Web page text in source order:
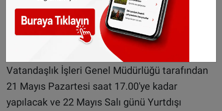
Bu kararlara karşı 20 Mayıs Pazar saat 17.00'ye
kadar YSK'ya yapılan itirazlar aynı gün saat
23.59'a kadar kesin olarak karara bağlanacak.
Gerekli kayıt ve düzeltme işlemleri, Nüfus ve
Vatandaşlık İşleri Genel Müdürlüğü tarafından
21 Mayıs Pazartesi saat 17.00'ye kadar
yapılacak ve 22 Mayıs Salı günü Yurtdışı